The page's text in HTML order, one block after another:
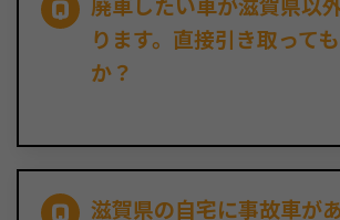
ります。直接引き取って
か？
滋賀県の自宅に事故車が